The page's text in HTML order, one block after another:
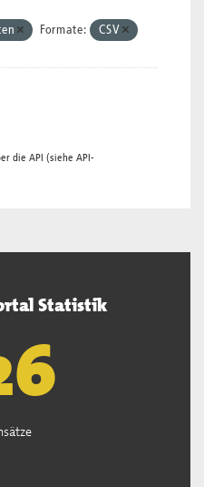
Formate: CSV
die API (siehe API-
Statistik